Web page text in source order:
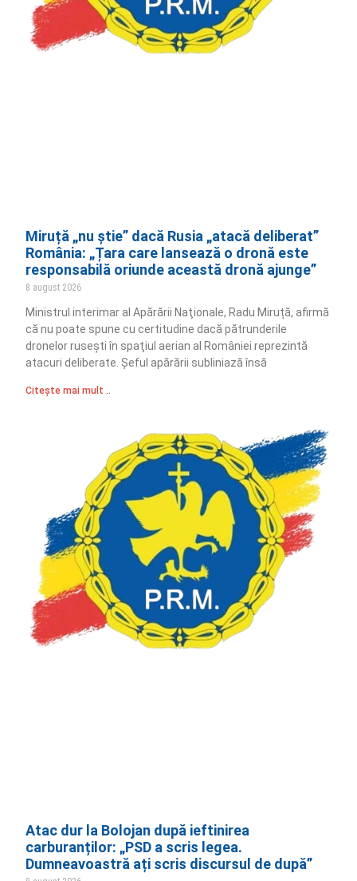
Miruță „nu știe” dacă Rusia „atacă deliberat”
România: „Țara care lansează o dronă este
responsabilă oriunde această dronă ajunge”
8 august 2026
Ministrul interimar al Apărării Naţionale, Radu Miruță, afirmă
că nu poate spune cu certitudine dacă pătrunderile
dronelor ruseşti în spaţiul aerian al României reprezintă
atacuri deliberate. Șeful apărării subliniază însă
Citește mai mult ..
Atac dur la Bolojan după ieftinirea
carburanților: „PSD a scris legea.
Dumneavoastră ați scris discursul de după”